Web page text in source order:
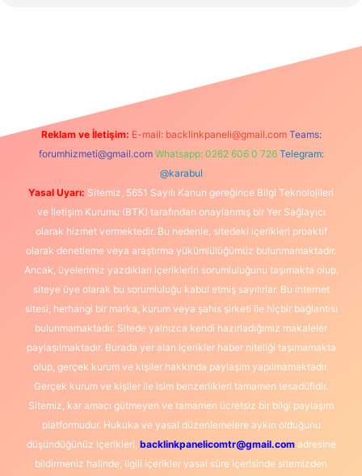
Reklam ve İletişim: E-mail: backlinkpaneli@gmail.com Teams:
forumhizmeti@gmail.com Whatsapp: 0262 606 0 726 Telegram:
@karabul
Yasal Uyarı: Sitemiz, 5651 Sayılı Kanun gereğince Bilgi Teknolojileri
ve İletişim Kurumu (BTK) tarafından onaylanmış bir Yer Sağlayıcı
olarak hizmet vermektedir. Bu nedenle, sitedeki içerikleri proaktif
olarak denetleme veya araştırma yükümlülüğümüz bulunmamaktadır.
Ancak, üyelerimiz yazdıkları içeriklerin sorumluluğunu taşımakta olup,
siteye üye olarak bu sorumluluğu kabul etmiş sayılırlar. Bu internet
sitesi, herhangi bir marka, kurum veya şahıs şirketi ile hiçbir bağlantısı
bulunmamaktadır. Sitede yalnızca kendi hazırladığımız makaleler
paylaşılmaktadır. Burada yer alan içerikler haber niteliği taşımamakta
olup, gerçek kurum ve kişiler hakkında paylaşım yapılmamaktadır.
Gerçek kurum ve kişiler ile isim benzerlikleri tamamen tesadüfidir.
Sitemiz, kar amacı gütmeyen ve tamamen ücretsiz bir bilgi paylaşım
platformudur. Hukuka ve yasal düzenlemelere aykırı olduğunu
düşündüğünüz içerikleri, backlinkpanelicomtr@gmail.comadresine
bildirmeniz halinde, ilgili içerikler yasal süre içerisinde sitemizden